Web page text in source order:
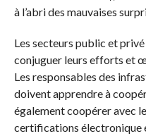
à l’abri des mauvaises
Les secteurs public et
conjuguer leurs efforts et
Les responsables des
doivent apprendre à
également coopérer avec
certifications électronique